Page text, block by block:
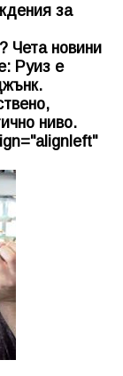
за
новини
Руиз е
ниво.